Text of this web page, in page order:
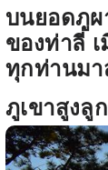
บนยอดภูผ
ของท่าลี่
ทุกท่านม
ภูเขาสูงลู